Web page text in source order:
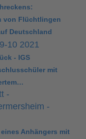
von Flüchtlingen
Deutschland
- IGS
mit
Anhängers mit